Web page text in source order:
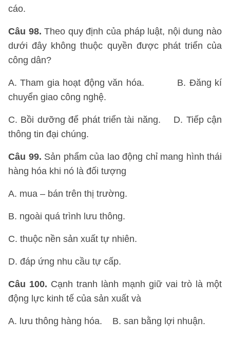
cáo.
Câu 98. Theo quy định của pháp luật, nội dung nào
dưới đây không thuộc quyền được phát triển của
công dân?
A. Tham gia hoạt động văn hóa. B. Đăng kí
chuyển giao công nghệ.
C. Bồi dưỡng để phát triển tài năng. D. Tiếp cận
thông tin đại chúng.
Câu 99. Sản phẩm của lao động chỉ mang hình thái
hàng hóa khi nó là đối tượng
A. mua – bán trên thị trường.
B. ngoài quá trình lưu thông.
C. thuộc nền sản xuất tự nhiên.
D. đáp ứng nhu cầu tự cấp.
Câu 100. Cạnh tranh lành mạnh giữ vai trò là một
động lực kinh tế của sản xuất và
A. lưu thông hàng hóa. B. san bằng lợi nhuận.